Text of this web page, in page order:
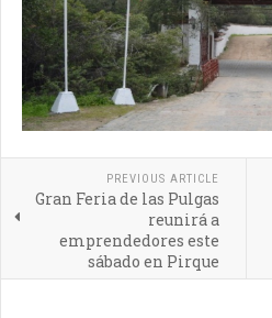
PREVIOUS ARTICLE
Gran Feria de las Pulgas
reunirá a
emprendedores este
sábado en Pirque